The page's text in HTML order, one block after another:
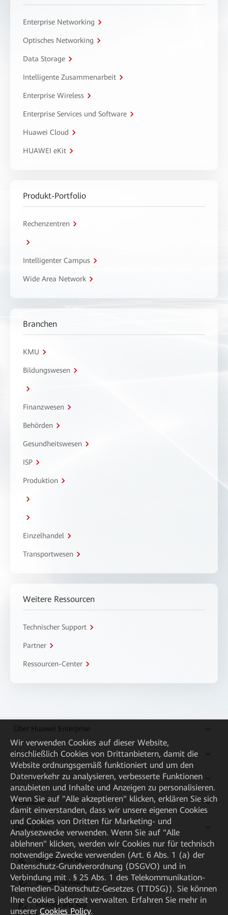
Enterprise Networking
Optisches Networking
Data Storage
Intelligente Zusammenarbeit
Enterprise Wireless
Enterprise Services und Software
Huawei Cloud
HUAWEI eKit
Produkt-Portfolio
Rechenzentren
Intelligenter Campus
Wide Area Network
Branchen
KMU
Bildungswesen
Finanzwesen
Behörden
Gesundheitswesen
ISP
Produktion
Einzelhandel
Transportwesen
Weitere Ressourcen
Technischer Support
Partner
Ressourcen-Center
Über Huawei Enterprise
Kaufanleitung
Partner
Ressourcen
Quick Links
HUAWEI eKit App
Huawei HiKnow App
HUAWEI eFly App
Wir verwenden Cookies auf dieser Website,
einschließlich Cookies von Drittanbietern, damit die
Website ordnungsgemäß funktioniert und um den
Datenverkehr zu analysieren, verbesserte Funktionen
anzubieten und Inhalte und Anzeigen zu personalisieren.
Wenn Sie auf "Alle akzeptieren" klicken, erklären Sie sich
damit einverstanden, dass wir unsere eigenen Cookies
und Cookies von Dritten für Marketing- und
Analysezwecke verwenden. Wenn Sie auf "Alle
ablehnen" klicken, werden wir Cookies nur für technisch
notwendige Zwecke verwenden (Art. 6 Abs. 1 (a) der
Datenschutz-Grundverordnung (DSGVO) und in
Verbindung mit . § 25 Abs. 1 des Telekommunikation-
Telemedien-Datenschutz-Gesetzes (TTDSG)). Sie können
Ihre Cookies jederzeit verwalten. Erfahren Sie mehr in
unserer Cookies Policy.